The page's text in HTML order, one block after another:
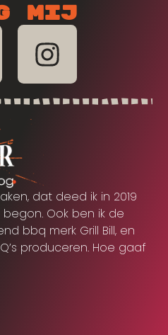
mij
dat deed ik in 2019
Ook ben ik de
bbq merk Grill Bill, en
produceren. Hoe gaaf